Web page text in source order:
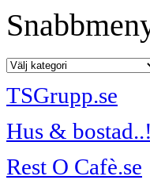
TSGrupp.se
Hus &
Rest O Cafè.se